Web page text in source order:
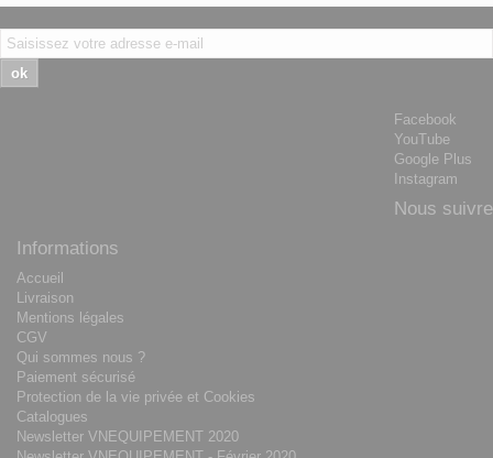
ok
Facebook
YouTube
Google Plus
Instagram
Nous suivre
Informations
Accueil
Livraison
Mentions légales
CGV
Qui sommes nous ?
Paiement sécurisé
Protection de la vie privée et Cookies
Catalogues
Newsletter VNEQUIPEMENT 2020